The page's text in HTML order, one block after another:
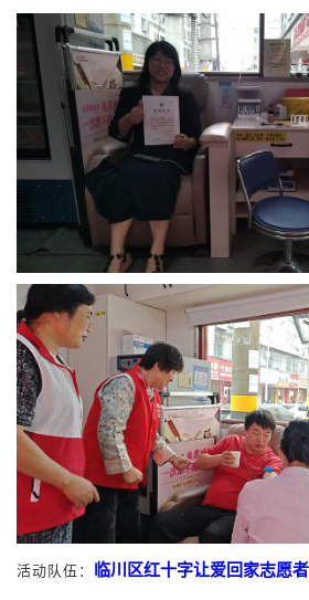
活动队伍： 临川区红十字让爱回家志愿